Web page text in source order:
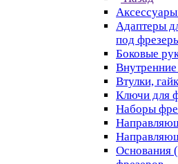
Адаптеры
под
Боковые
Втулки,
Ключи для
Наборы
Основания